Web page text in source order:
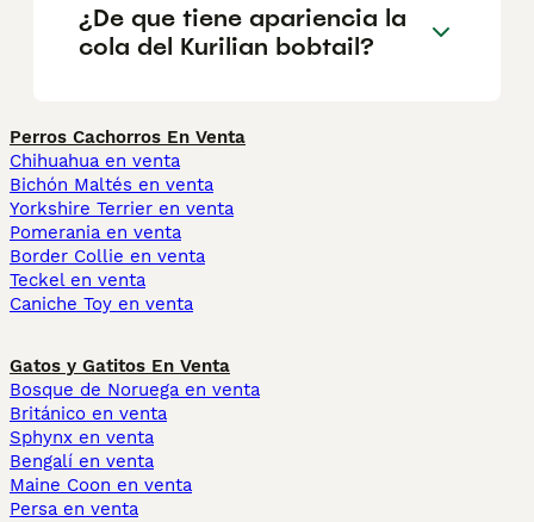
¿De que tiene apariencia la
cola del Kurilian bobtail?
Perros Cachorros En Venta
Chihuahua en venta
Bichón Maltés en venta
Yorkshire Terrier en venta
Pomerania en venta
Border Collie en venta
Teckel en venta
Caniche Toy en venta
Gatos y Gatitos En Venta
Bosque de Noruega en venta
Británico en venta
Sphynx en venta
Bengalí en venta
Maine Coon en venta
Persa en venta